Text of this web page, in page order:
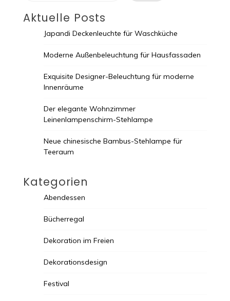
Aktuelle Posts
Japandi Deckenleuchte für Waschküche
Moderne Außenbeleuchtung für Hausfassaden
Exquisite Designer-Beleuchtung für moderne
Innenräume
Der elegante Wohnzimmer
Leinenlampenschirm-Stehlampe
Neue chinesische Bambus-Stehlampe für
Teeraum
Kategorien
Abendessen
Bücherregal
Dekoration im Freien
Dekorationsdesign
Festival